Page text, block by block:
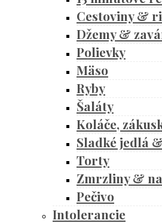
Cestoviny &
Džemy &
Polievky
Mäso
Ryby
Šaláty
Koláče,
Sladké jedlá
Torty
Zmrzliny &
Pečivo
Intolerancie